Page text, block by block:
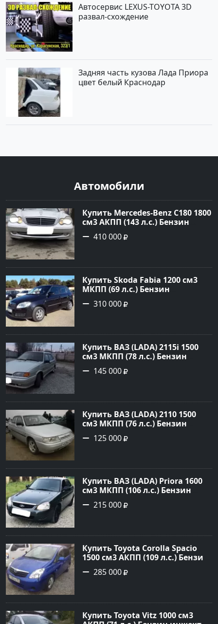
Автосервис LEXUS-TOYOTA 3D
развал-схождение
Задняя часть кузова Лада Приора
цвет белый Краснодар
Автомобили
Купить Mercedes-Benz C180 1800
см3 АКПП (143 л.с.) Бензин
инжектор в Тимашевск : цвет
Серебряный Седан 2006 года по
Авторынок23
410 000
Купить Skoda Fabia 1200 см3
МКПП (69 л.с.) Бензин
инжектор в Кропоткин: цвет
черный Хетчбэк 2010 года по
Авторынок23
310 000
Купить ВАЗ (LADA) 2115i 1500
см3 МКПП (78 л.с.) Бензин
инжектор в Брюховецкая: цвет
Золотой Седан 2003 года по
Авторынок23
145 000
Купить ВАЗ (LADA) 2110 1500
см3 МКПП (76 л.с.) Бензин
инжектор в Новороссийск:
цвет белый Седан 2004 года по
Авторынок23
125 000
Купить ВАЗ (LADA) Priora 1600
см3 МКПП (106 л.с.) Бензин
инжектор в Темрюк : цвет
Серый Седан 2014 года по цене
215 000
Купить Toyota Corolla Spacio
1500 см3 АКПП (109 л.с.) Бензин
инжектор в Новороссийск:
цвет синий Минивэн 2002 года
Авторынок23
285 000
Купить Toyota Vitz 1000 см3